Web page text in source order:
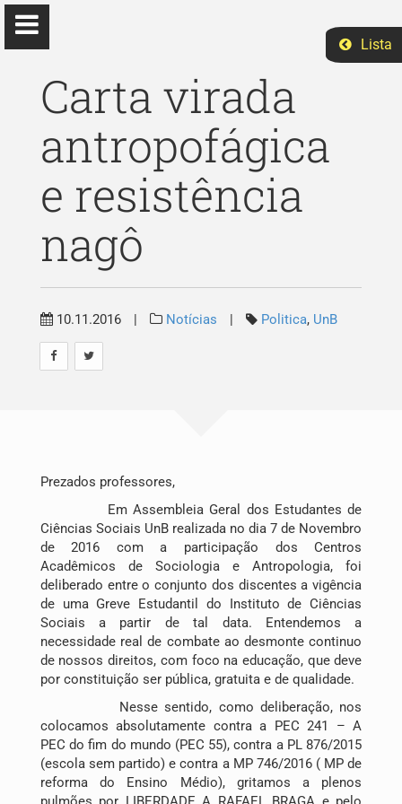
Elizabeth Ruano
Ph.D Ciências Sociais
Início
Eventos
Blog
Pesquisar
por:
Lista
Carta virada
antropofágica
e resistência
nagô
10.11.2016 | Notícias | Politica, UnB
Prezados professores,
Em Assembleia Geral dos Estudantes de
Ciências Sociais UnB realizada no dia 7 de Novembro
de 2016 com a participação dos Centros
Acadêmicos de Sociologia e Antropologia, foi
deliberado entre o conjunto dos discentes a vigência
de uma Greve Estudantil do Instituto de Ciências
Sociais a partir de tal data. Entendemos a
necessidade real de combate ao desmonte continuo
de nossos direitos, com foco na educação, que deve
por constituição ser pública, gratuita e de qualidade.
Nesse sentido, como deliberação, nos
colocamos absolutamente contra a PEC 241 – A
PEC do fim do mundo (PEC 55), contra a PL 876/2015
(escola sem partido) e contra a MP 746/2016 ( MP de
reforma do Ensino Médio), gritamos a plenos